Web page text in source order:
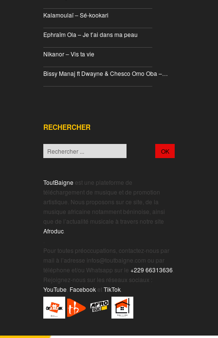
Kalamoulaï – Sé-kookari
Ephraïm Ola – Je t’ai dans ma peau
Nikanor – Vis ta vie
Bissy Manaj ft Dwayne & Chesco Omo Oba –…
RECHERCHER
ToutBaigne est une plateforme de
téléchargement de musique et de promotion
artistique. Nous proposons sur ce site, de la
musique africaine notamment béninoise, ainsi
que de l’actualité musicale à travers notre site
Afroduc
Pour toutes préoccupations, contactez-nous par
mail à l’adresse infos@toutbaigne.com ou par
téléphone et/ou Whatsapp sur le +229 66313636
Rejoignez-nous sur les réseaux sociaux :
YouTube Facebook etTikTok